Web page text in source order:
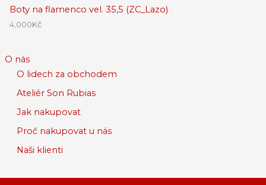
Boty na flamenco vel. 35,5 (ZC_Lazo)
4,000Kč
O nás
O lidech za obchodem
Ateliér Son Rubias
Jak nakupovat
Proč nakupovat u nás
Naši klienti